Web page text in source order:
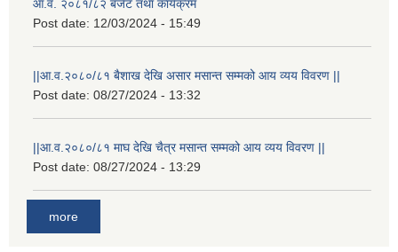
आ.व. २०८१/८२ बजेट तथा कार्यक्रम
Post date: 12/03/2024 - 15:49
||आ.व.२०८०/८१ बैशाख देखि असार मसान्त सम्मको आय व्यय विवरण ||
Post date: 08/27/2024 - 13:32
||आ.व.२०८०/८१ माघ देखि चैत्र मसान्त सम्मको आय व्यय विवरण ||
Post date: 08/27/2024 - 13:29
more